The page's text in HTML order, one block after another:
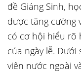
đề Giáng Sinh,
được tăng cường
có cơ hội hiểu rõ
của ngày lễ.
viên nước ngoài